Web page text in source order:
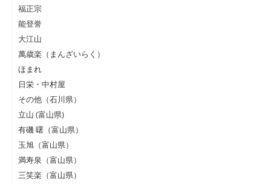
福正宗
能登誉
大江山
萬歳楽（まんざいらく）
ほまれ
日栄・中村屋
その他（石川県）
立山 (富山県)
有磯 曙（富山県）
玉旭（富山県）
満寿泉（富山県）
三笑楽（富山県）